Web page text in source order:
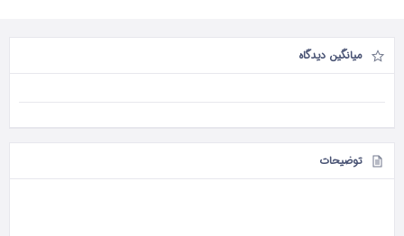
میانگین دیدگاه
توضیحات